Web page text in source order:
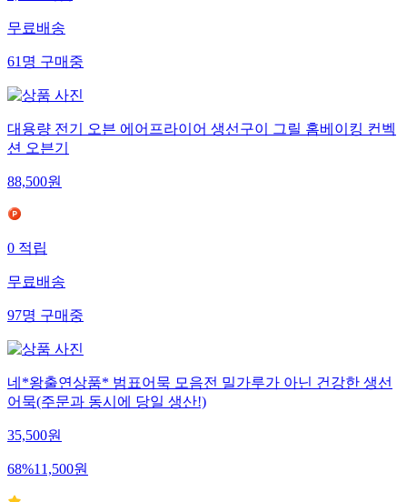
무료배송
61명구매중
대용량 전기 오븐 에어프라이어 생선구이 그릴 홈베이킹 컨벡
션 오븐기
88,500원
0적립
무료배송
97명구매중
네*왕출연상품* 범표어묵 모음전 밀가루가 아닌 건강한 생선
어묵(주문과 동시에 당일 생산!)
35,500원
68%11,500원